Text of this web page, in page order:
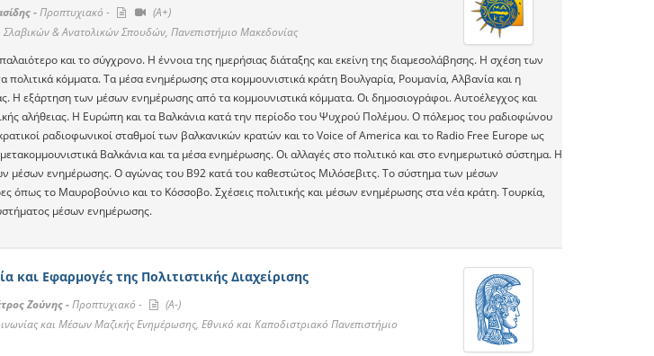
-Προπτυχιακό -
(A+)
& Ανατολικών Σπουδών, Πανεπιστήμιο Μακεδονίας
και το σύγχρονο. Η έννοια της ημερήσιας διάταξης και εκείνη της διαμεσολάβησης. Η σχέση των
πολιτικά κόμματα. Τα μέσα ενημέρωσης στα κομμουνιστικά κράτη Βουλγαρία, Ρουμανία, Αλβανία και η
Η εξάρτηση των μέσων ενημέρωσης από τα κομμουνιστικά κόμματα. Οι δημοσιογράφοι. Αυτοέλεγχος και
αλήθειας. Η Ευρώπη και τα Βαλκάνια κατά την περίοδο του Ψυχρού Πολέμου. Ο πόλεμος του ραδιοφώνου
ραδιοφωνικοί σταθμοί των βαλκανικών κρατών και το Voice of America και το Radio Free Europe ως
Βαλκάνια και τα μέσα ενημέρωσης. Οι αλλαγές στο πολιτικό και στο ενημερωτικό σύστημα. Η
μέσων ενημέρωσης. O αγώνας του Β92 κατά του καθεστώτος Μιλόσεβιτς. Το σύστημα των μέσων
όπως το Μαυροβούνιο και το Κόσσοβο. Σχέσεις πολιτικής και μέσων ενημέρωσης στα νέα κράτη. Τουρκία,
μέσων ενημέρωσης.
και Εφαρμογές της Πολιτιστικής Διαχείρισης
Ζούνης -Προπτυχιακό -
(A-)
και Μέσων Μαζικής Ενημέρωσης, Εθνικό και Καποδιστριακό Πανεπιστήμιο